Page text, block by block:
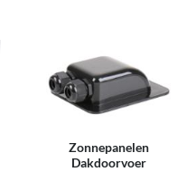
Zonnepanelen
Dakdoorvoer